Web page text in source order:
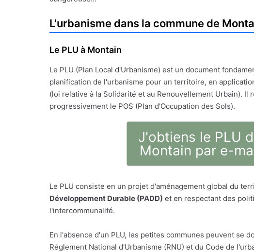
L'urbanisme dans la commune de
Le PLU à Montain
Le PLU (Plan Local d'Urbanisme) est un document
planification de l'urbanisme pour un territoire, en
(loi relative à la Solidarité et au Renouvellement Urbain). Il
progressivement le POS (Plan d'Occupation des Sols).
J'obtiens le PLU
Montain par e-
Le PLU consiste en un projet d'aménagement global du
Développement Durable (PADD) et en respectant des
l'intercommunalité.
En l'absence d'un PLU, les petites communes peuvent se
Règlement National d'Urbanisme (RNU) et du Code de